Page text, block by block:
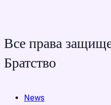
Все права
Братство
News